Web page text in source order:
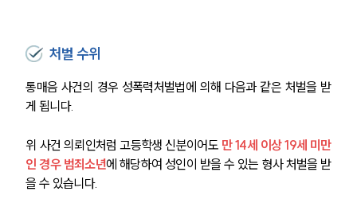
처벌 수위
통매음 사건의 경우 성폭력처벌법에 의해 다음과 같은 처벌을 받
게 됩니다.
위 사건 의뢰인처럼 고등학생 신분이어도 만 14세 이상 19세 미만
인 경우 범죄소년에 해당하여 성인이 받을 수 있는 형사 처벌을 받
을 수 있습니다.